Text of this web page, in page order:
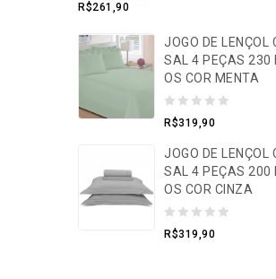
u
t
R$261,90
JOGO DE LENÇOL
SAL 4 PEÇAS 230
OS COR MENTA
0
u
t
o
f
R$319,90
JOGO DE LENÇOL
SAL 4 PEÇAS 200
OS COR CINZA
0R$319,90